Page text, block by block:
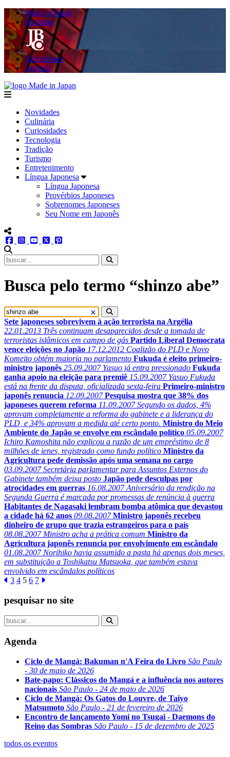
Made in Japan
Hashitag
AkibaSpace
Agenda
menu
Novidades
Culinária
Curiosidades
Tecnologia
Tradição
Turismo
Entretenimento
Língua Japonesa
Língua Japonesa
Provérbios Japoneses
Sobrenomes Japoneses
Seu Nome em Japonês
menu redes social
facebookinstagram
youtube
twitter
Busca pelo termo “shinzo abe”
Sete japoneses sobrevivem à ação terrorista na Argélia
22.01.2013 Três continuam desaparecidos desde a tomada de
terroristas islâmicos em campo de gás Partido Liberal Democrata
vence eleições no Japão 17.12.2012 Coalizão do PLD e Novo
Komeito obtém maioria no parlamento Fukuda é eleito primeiro-
ministro japonês 25.09.2007Yasuo já entra pressionado Fukuda
ganha apoio na eleição para premiê 15.09.2007Yasuo Fukuda
está na frente da disputa, oficializada sexta-feira Primeiro-ministro
japonês renuncia 12.09.2007 Pesquisa mostra que 38% dos
japoneses querem reforma 11.09.2007Segundo os dados, 4%
aprovam completamente a reforma do gabinete e a liderança do
PLD, e 34% aprovam a medida até certo ponto. Ministro do Meio
Ambiente do Japão se envolve em escândalo político 05.09.2007
Ichiro Kamoshita não explicou a razão de um empréstimo de 8
milhões de ienes, registrado como fundo político Ministro da
Agricultura pede demissão após uma semana no cargo
03.09.2007Secretária parlamentar para Assuntos Externos do
Gabinete também deixa posto Japão pede desculpas por
atrocidades em guerras 16.08.2007Aniversário da rendição na
Segunda Guerra é marcada por promessas de renúncia à guerra
Habitantes de Nagasaki lembram bomba atômica que devastou
a cidade há 62 anos 09.08.2007 Ministro japonês recebeu
dinheiro de grupo que trazia estrangeiros para o país
08.08.2007Ministro acha a prática comum Ministro da
Agricultura japonês renuncia por envolvimento em escândalo
01.08.2007Norihiko havia assumido a pasta há apenas dois meses,
em substituição a Toshikatsu Matsuoka, que também estava
envolvido em escândalos políticos
3 4 5 6 7
pesquisar no site
Agenda
Ciclo de Mangá: Bakuman n'A Feira do Livro São Paulo
- 30 de maio de 2026
Bate-papo: Clássicos do Mangá e a influência nos autores
nacionais São Paulo - 24 de maio de 2026
Ciclo de Mangá: Os Gatos do Louvre, de Taiyo
Matsumoto São Paulo - 21 de fevereiro de 2026
Encontro de lançamento Yomi no Tsugai - Daemons do
Reino das Sombras São Paulo - 15 de dezembro de 2025
todos os eventos